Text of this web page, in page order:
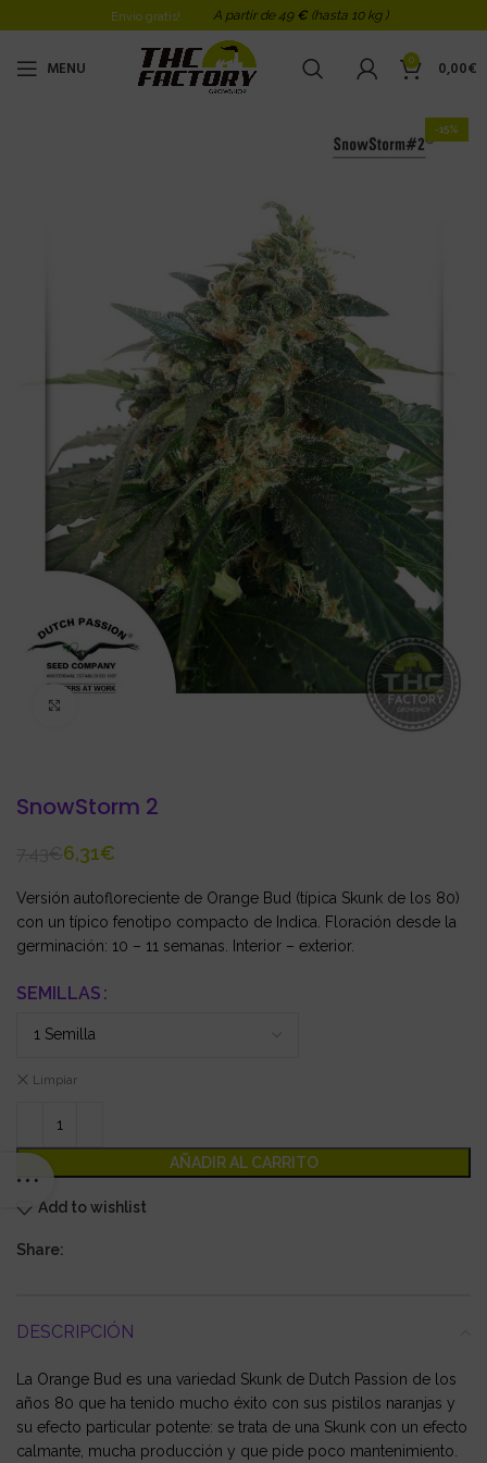
Envio gratis! A partir de 49 € (hasta 10 kg )
MENU 0 0,00€
-15%
SnowStorm 2
6,31€
Versión autofloreciente de Orange Bud (típica Skunk de los 80)
con un típico fenotipo compacto de Indica. Floración desde la
germinación: 10 – 11 semanas. Interior – exterior.
SEMILLAS
Limpiar
AÑADIR AL CARRITO
Add to wishlist
Share:
DESCRIPCIÓN
La Orange Bud es una variedad Skunk de Dutch Passion de los
años 80 que ha tenido mucho éxito con sus pistilos naranjas y
su efecto particular potente: se trata de una Skunk con un efecto
calmante, mucha producción y que pide poco mantenimiento.